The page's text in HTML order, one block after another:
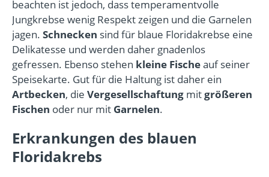
beachten ist jedoch, dass temperamentvolle
Jungkrebse wenig Respekt zeigen und die Garnelen
jagen. Schnecken sind für blaue Floridakrebse eine
Delikatesse und werden daher gnadenlos
gefressen. Ebenso stehen kleine Fischeauf seiner
Speisekarte. Gut für die Haltung ist daher ein
Artbecken, die Vergesellschaftung mitgrößeren
Fischen oder nur mit Garnelen.
Erkrankungen des blauen
Floridakrebs